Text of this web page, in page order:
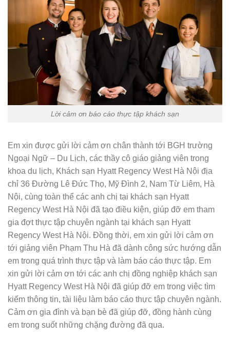
Lời cảm ơn báo cáo thực tập khách sạn
Em xin được gửi lời cảm ơn chân thành tới BGH trường
Ngoại Ngữ – Du Lịch, các thầy cô giáo giảng viên trong
khoa du lịch, Khách sạn Hyatt Regency West Hà Nội địa
chỉ 36 Đường Lê Đức Thọ, Mỹ Đình 2, Nam Từ Liêm, Hà
Nội, cùng toàn thể các anh chị tại khách sạn Hyatt
Regency West Hà Nội đã tạo điều kiện, giúp đỡ em tham
gia đợt thực tập chuyên ngành tại khách sạn Hyatt
Regency West Hà Nội. Đồng thời, em xin gửi lời cảm ơn
tới giảng viên Phạm Thu Hà đã dành công sức hướng dẫn
em trong quá trình thực tập và làm báo cáo thực tập. Em
xin gửi lời cảm ơn tới các anh chị đồng nghiệp khách sạn
Hyatt Regency West Hà Nội đã giúp đỡ em trong việc tìm
kiếm thông tin, tài liệu làm báo cáo thực tập chuyên ngành.
Cảm ơn gia đình và bạn bè đã giúp đỡ, đồng hành cùng
em trong suốt những chặng đường đã qua.